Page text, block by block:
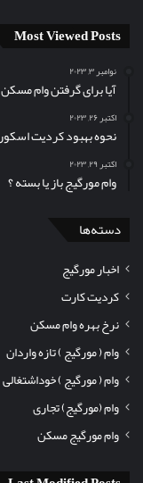
Most Viewed Posts
نوامبر ۳, ۲۰۲۳
آیا برای گرفتن وام
اکتبر ۲۶, ۲۰۲۳
نحوه بهبود کردیت
اکتبر ۲۹, ۲۰۲۳
وام مورگیج باز یا بسته ؟
دسته‌ها
اخبار مورگیج
کردیت کارت
نرخ بهره وام مسکن
وام ( مورگیج ) تازه واردان
وام ( مورگیج ) خوداشتغالی
وام (مورگیج) تجاری
وام مورگیج مسکن